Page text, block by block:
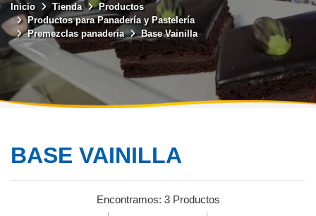
Inicio Tienda
Productos
Productos para Panadería y Pastelería
Premezclas panaderia
Base Vainilla
BASE VAINILLA
Encontramos: 3 Productos
(57) 3219339494